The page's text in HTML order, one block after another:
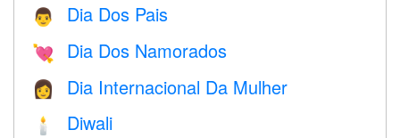
👨 Dia Dos Pais
💘 Dia Dos Namorados
👩 Dia Internacional Da Mulher
🕯 Diwali